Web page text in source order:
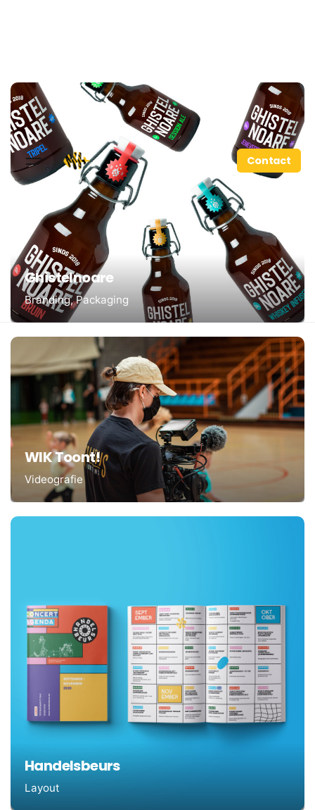
Contact
Ghistelnoare
Branding Packaging
WIK Toont!
Videografie
Handelsbeurs
Layout